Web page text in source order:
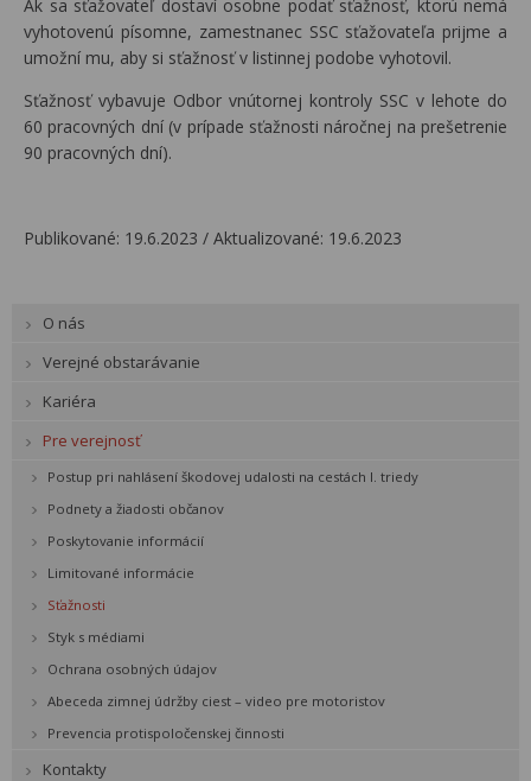
Ak sa sťažovateľ dostaví osobne podať sťažnosť, ktorú nemá
vyhotovenú písomne, zamestnanec SSC sťažovateľa prijme a
umožní mu, aby si sťažnosť v listinnej podobe vyhotovil.
Sťažnosť vybavuje Odbor vnútornej kontroly SSC v lehote do
60 pracovných dní (v prípade sťažnosti náročnej na prešetrenie
90 pracovných dní).
Publikované: 19.6.2023 / Aktualizované: 19.6.2023
O nás
Verejné obstarávanie
Kariéra
Pre verejnosť
Postup pri nahlásení škodovej udalosti na cestách I. triedy
Podnety a žiadosti občanov
Poskytovanie informácií
Limitované informácie
Sťažnosti
Styk s médiami
Ochrana osobných údajov
Abeceda zimnej údržby ciest – video pre motoristov
Prevencia protispoločenskej činnosti
Kontakty